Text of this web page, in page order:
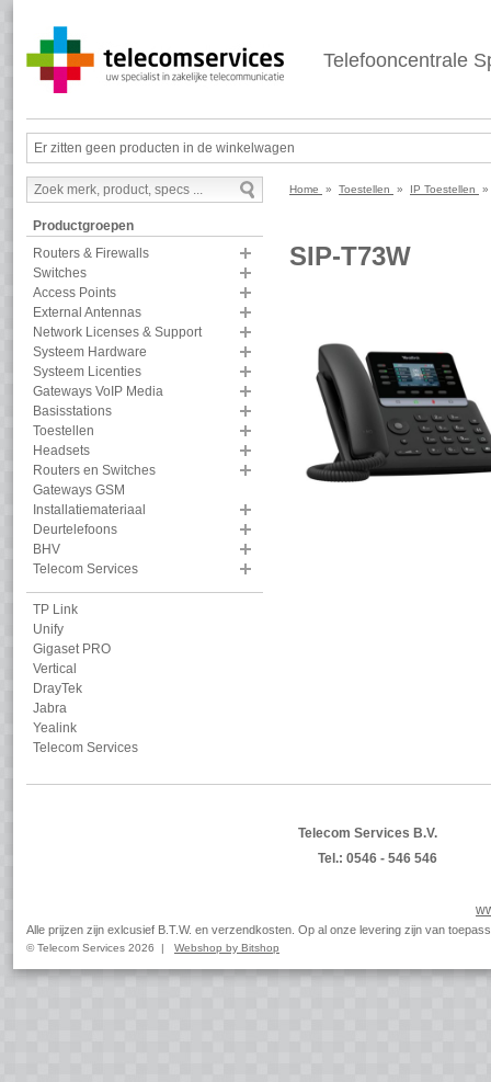
Telefooncentrale
Er zitten geen producten in de winkelwagen
Productgroepen
Routers & Firewalls
Switches
Access Points
External Antennas
Network Licenses & Support
Systeem Hardware
Systeem Licenties
Gateways VoIP Media
Basisstations
Toestellen
Headsets
Routers en Switches
Gateways GSM
Installatiemateriaal
Deurtelefoons
BHV
Telecom Services
TP Link
Unify
Gigaset PRO
Vertical
DrayTek
Jabra
Yealink
Telecom Services
Home » Toestellen » IP Toestellen »
SIP-T73W
Telecom Services B.V.
Tel.: 0546 - 546 546
Alle prijzen zijn exlcusief B.T.W. en verzendkosten. Op al onze levering zijn van
© Telecom Services 2026 | Webshop by Bitshop